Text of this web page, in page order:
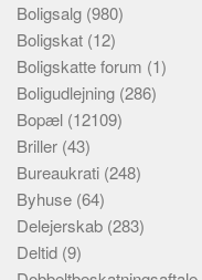
Boligsalg (980)
Boligskat (12)
Boligskatte forum (1)
Boligudlejning (286)
Bopæl (12109)
Briller (43)
Bureaukrati (248)
Byhuse (64)
Delejerskab (283)
Deltid (9)